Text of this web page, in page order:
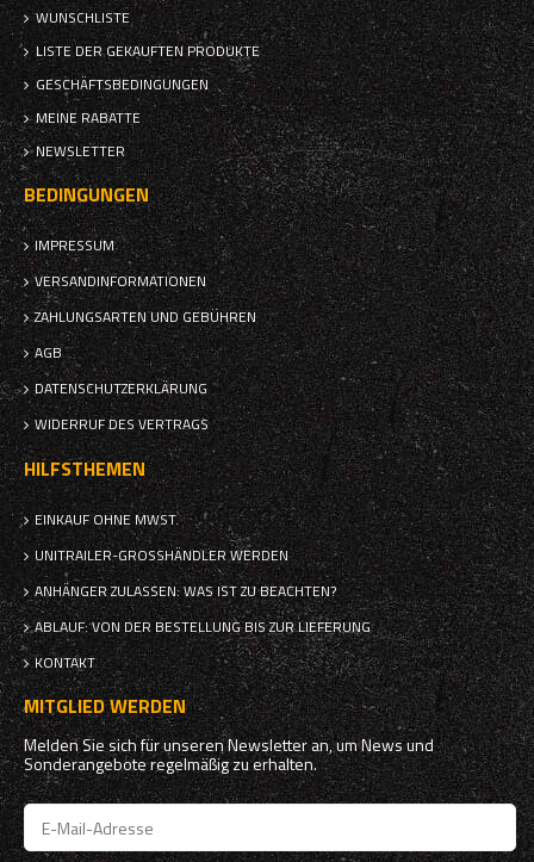
WUNSCHLISTE
LISTE DER GEKAUFTEN PRODUKTE
GESCHÄFTSBEDINGUNGEN
MEINE RABATTE
NEWSLETTER
BEDINGUNGEN
IMPRESSUM
VERSANDINFORMATIONEN
ZAHLUNGSARTEN UND GEBÜHREN
AGB
DATENSCHUTZERKLÄRUNG
WIDERRUF DES VERTRAGS
HILFSTHEMEN
EINKAUF OHNE MWST.
UNITRAILER-GROSSHÄNDLER WERDEN
ANHÄNGER ZULASSEN: WAS IST ZU BEACHTEN?
ABLAUF: VON DER BESTELLUNG BIS ZUR LIEFERUNG
KONTAKT
MITGLIED WERDEN
Melden Sie sich für unseren Newsletter an, um News und
Sonderangebote regelmäßig zu erhalten.